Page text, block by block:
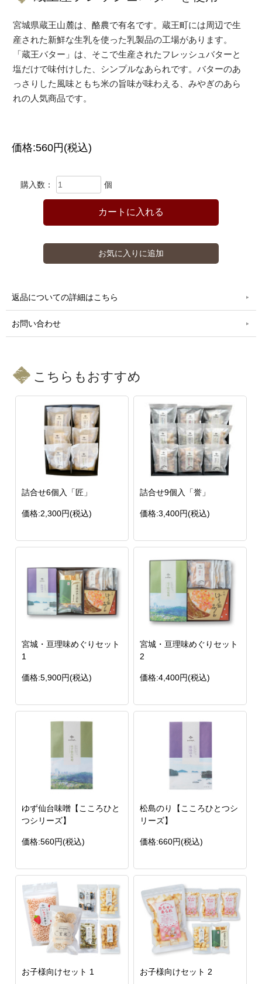
宮城県蔵王山麓は、酪農で有名です。蔵王町には周辺で生
産された新鮮な生乳を使った乳製品の工場があります。
「蔵王バター」は、そこで生産されたフレッシュバターと
塩だけで味付けした、シンプルなあられです。バターのあ
っさりした風味ともち米の旨味が味わえる、みやぎのあら
れの人気商品です。
価格:560円(税込)
購入数： 個
返品についての詳細はこちら
お問い合わせ
こちらもおすすめ
詰合せ6個入「匠」
価格:2,300円(税込)
詰合せ9個入「誉」
価格:3,400円(税込)
宮城・亘理味めぐりセット
1
価格:5,900円(税込)
宮城・亘理味めぐりセット
2
価格:4,400円(税込)
ゆず仙台味噌【こころひと
つシリーズ】
価格:560円(税込)
松島のり【こころひとつシ
リーズ】
価格:660円(税込)
お子様向けセット 1 お子様向けセット 2